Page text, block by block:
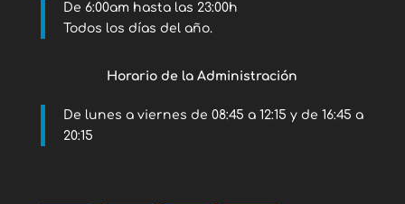
De 6:00am hasta las 23:00h
Todos los días del año.
Horario de la Administración
De lunes a viernes de 08:45 a 12:15 y de 16:45 a
20:15